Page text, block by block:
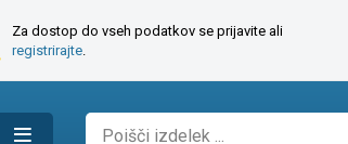
Za dostop do vseh podatkov se prijavite ali
registrirajte